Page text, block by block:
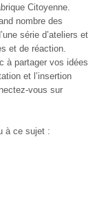
Citoyenne.
nombre des
série d’ateliers et
et de réaction.
à partager vos idées
et l’insertion
vous sur
à ce sujet :